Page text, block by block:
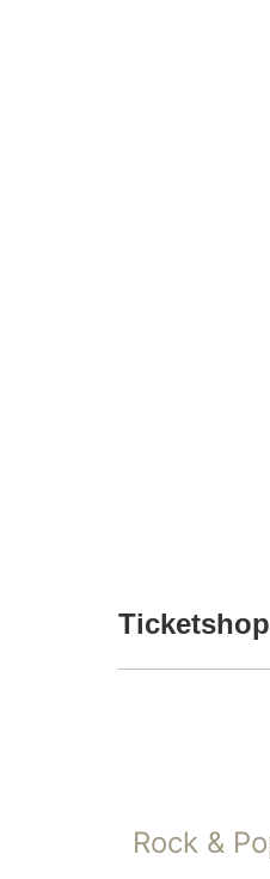
Ticketshop